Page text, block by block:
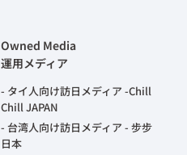
Owned Media
運用メディア
タイ人向け訪日メディア -Chill
Chill JAPAN
台湾人向け訪日メディア - 步步
日本